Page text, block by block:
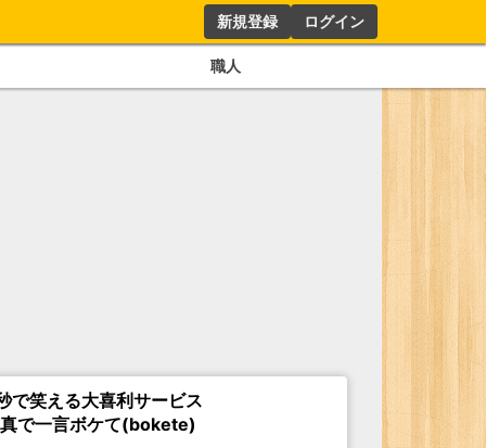
新規登録 ログイン
職人
で笑える大喜利サービス
で一言ボケて(bokete)